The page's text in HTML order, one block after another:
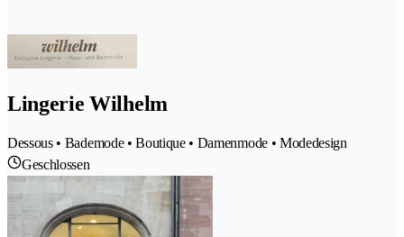
Lingerie Wilhelm
Dessous • Bademode • Boutique • Damenmode • Modedesign
Geschlossen